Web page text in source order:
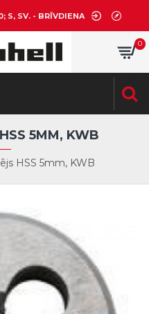
S, SV. - BRĪVDIENA
0
HSS 5mm, KWB
5MM, KWB